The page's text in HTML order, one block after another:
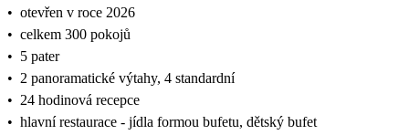
• otevřen v roce 2026
• celkem 300 pokojů
• 5 pater
• 2 panoramatické výtahy, 4 standardní
• 24 hodinová recepce
• hlavní restaurace - jídla formou bufetu, dětský bufet